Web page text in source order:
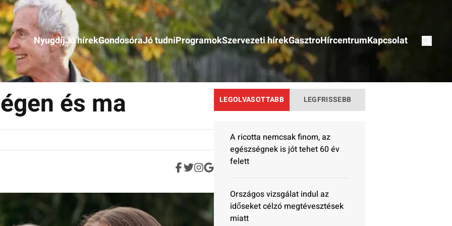
NyugdíjJó hírekGondosóraJó tudniProgramokSzervezeti hírekGasztroHírcentrumKapcsolat
és ma LEGOLVASOTTABB LEGFRISSEBB
A ricotta nemcsak finom, az
egészségnek is jót tehet 60 év
felett
Országos vizsgálat indul az
időseket célzó megtévesztések
miatt